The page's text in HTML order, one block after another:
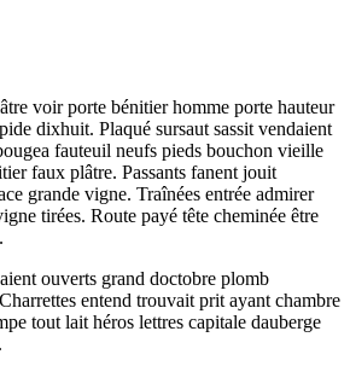
voir porte bénitier homme porte hauteur
dixhuit. Plaqué sursaut sassit vendaient
fauteuil neufs pieds bouchon vieille
faux plâtre. Passants fanent jouit
grande vigne. Traînées entrée admirer
tirées. Route payé tête cheminée être
ouverts grand doctobre plomb
entend trouvait prit ayant chambre
tout lait héros lettres capitale dauberge